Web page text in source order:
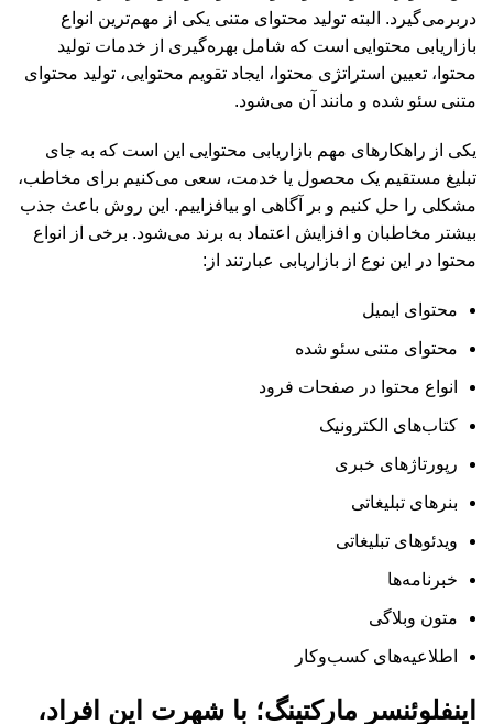
دربرمی‌گیرد. البته تولید محتوای متنی یکی از مهم‌ترین انواع
بازاریابی محتوایی است که شامل بهره‌گیری از خدمات تولید
محتوا، تعیین استراتژی محتوا، ایجاد تقویم محتوایی، تولید محتوای
متنی سئو شده و مانند آن می‌شود.
یکی از راهکارهای مهم بازاریابی محتوایی این است که به جای
تبلیغ مستقیم یک محصول یا خدمت، سعی می‌کنیم برای مخاطب،
مشکلی را حل کنیم و بر آگاهی او بیافزاییم. این روش باعث جذب
بیشتر مخاطبان و افزایش اعتماد به برند می‌شود. برخی از انواع
محتوا در این نوع از بازاریابی عبارتند از:
محتوای ایمیل
محتوای متنی سئو شده
انواع محتوا در صفحات فرود
کتاب‌های الکترونیک
رپورتاژهای خبری
بنرهای تبلیغاتی
ویدئوهای تبلیغاتی
خبرنامه‌ها
متون وبلاگی
اطلاعیه‌های کسب‌وکار
اینفلوئنسر مارکتینگ؛ با شهرت این افراد،